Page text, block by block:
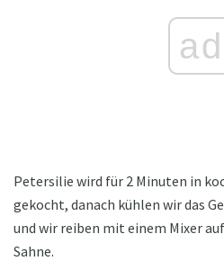
ad
Petersilie wird für 2 Minuten in
gekocht, danach kühlen wir das
und wir reiben mit einem Mixer
Sahne.